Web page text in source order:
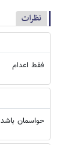
نظرات
فقط اعدام
حواسمان